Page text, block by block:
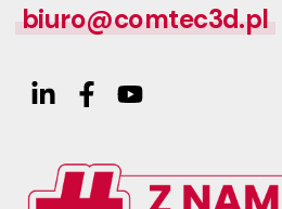
biuro@comtec3d.pl